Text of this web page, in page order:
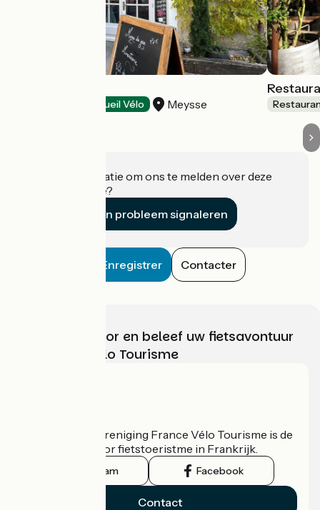
Accueil Vélo Meysse
Heeft u informatie om ons te melden over deze
accommodatie?
Een probleem signaleren
Enregistrer Contacter
Kies, bereid voor en beleef uw fietsavontuur
met France Vélo Tourisme
De nationale vereniging France Vélo Tourisme is de
officiële gids voor fietstoeristme in Frankrijk.
Instagram Facebook
Contact